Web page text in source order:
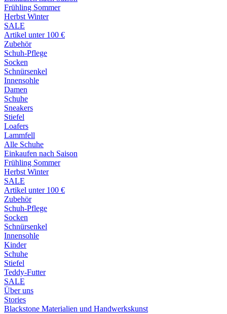
Frühling Sommer
Herbst Winter
SALE
Artikel unter 100 €
Zubehör
Schuh-Pflege
Socken
Schnürsenkel
Innensohle
Damen
Schuhe
Sneakers
Stiefel
Loafers
Lammfell
Alle Schuhe
Einkaufen nach Saison
Frühling Sommer
Herbst Winter
SALE
Artikel unter 100 €
Zubehör
Schuh-Pflege
Socken
Schnürsenkel
Innensohle
Kinder
Schuhe
Stiefel
Teddy-Futter
SALE
Über uns
Stories
Blackstone Materialien und Handwerkskunst